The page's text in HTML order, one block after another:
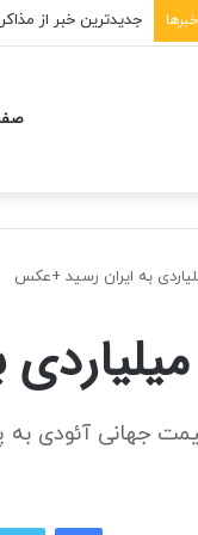
به پول ایران در
فیسبوک